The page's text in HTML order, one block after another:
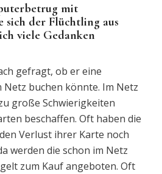
mit
der Flüchtling aus
viele Gedanken
gefragt, ob er eine
buchen könnte. Im Netz
große Schwierigkeiten
beschaffen. Oft haben die
Verlust ihrer Karte noch
werden die schon im Netz
zum Kauf angeboten. Oft